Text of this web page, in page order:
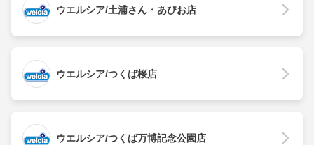
ウエルシア/土浦さん・あぴお店
ウエルシア/つくば桜店
ウエルシア/つくば万博記念公園店